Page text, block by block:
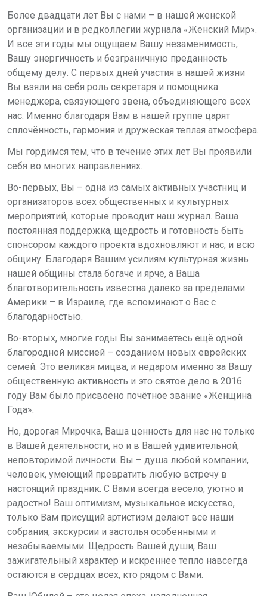
Более двадцати лет Вы с нами – в нашей женской
организации и в редколлегии журнала «Женский Мир».
И все эти годы мы ощущаем Вашу незаменимость,
Вашу энергичность и безграничную преданность
общему делу. С первых дней участия в нашей жизни
Вы взяли на себя роль секретаря и помощника
менеджера, связующего звена, объединяющего всех
нас. Именно благодаря Вам в нашей группе царят
сплочённость, гармония и дружеская теплая атмосфера.
Мы гордимся тем, что в течение этих лет Вы проявили
себя во многих направлениях.
Во-первых, Вы – одна из самых активных участниц и
организаторов всех общественных и культурных
мероприятий, которые проводит наш журнал. Ваша
постоянная поддержка, щедрость и готовность быть
спонсором каждого проекта вдохновляют и нас, и всю
общину. Благодаря Вашим усилиям культурная жизнь
нашей общины стала богаче и ярче, а Ваша
благотворительность известна далеко за пределами
Америки – в Израиле, где вспоминают о Вас с
благодарностью.
Во-вторых, многие годы Вы занимаетесь ещё одной
благородной миссией – созданием новых еврейских
семей. Это великая мицва, и недаром именно за Вашу
общественную активность и это святое дело в 2016
году Вам было присвоено почётное звание «Женщина
Года».
Но, дорогая Мирочка, Ваша ценность для нас не только
в Вашей деятельности, но и в Вашей удивительной,
неповторимой личности. Вы – душа любой компании,
человек, умеющий превратить любую встречу в
настоящий праздник. С Вами всегда весело, уютно и
радостно! Ваш оптимизм, музыкальное искусство,
только Вам присущий артистизм делают все наши
собрания, экскурсии и застолья особенными и
незабываемыми. Щедрость Вашей души, Ваш
зажигательный характер и искреннее тепло навсегда
остаются в сердцах всех, кто рядом с Вами.